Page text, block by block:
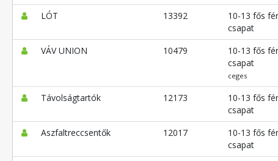
LÓT 13392
10-13 fős
csapat
VÁV UNION 10479
10-13 fős
csapat
ceges
Távolságtartók 12173
10-13 fős
csapat
Aszfaltreccsentők 12017
10-13 fős
csapat